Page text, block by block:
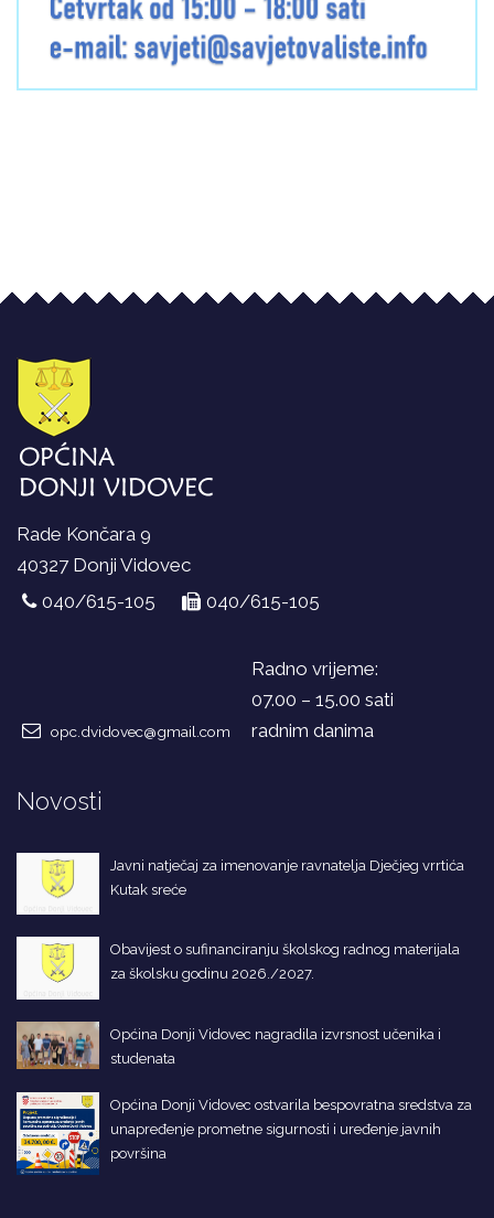
Rade Končara 9
40327 Donji Vidovec
040/615-105
040/615-105
opc.dvidovec@gmail.com
Radno vrijeme:
07.00 – 15.00 sati
radnim danima
Novosti
Javni natječaj za imenovanje ravnatelja Dječjeg vrrtića
Kutak sreće
Obavijest o sufinanciranju školskog radnog materijala
za školsku godinu 2026./2027.
Općina Donji Vidovec nagradila izvrsnost učenika i
studenata
Općina Donji Vidovec ostvarila bespovratna sredstva za
unapređenje prometne sigurnosti i uređenje javnih
površina